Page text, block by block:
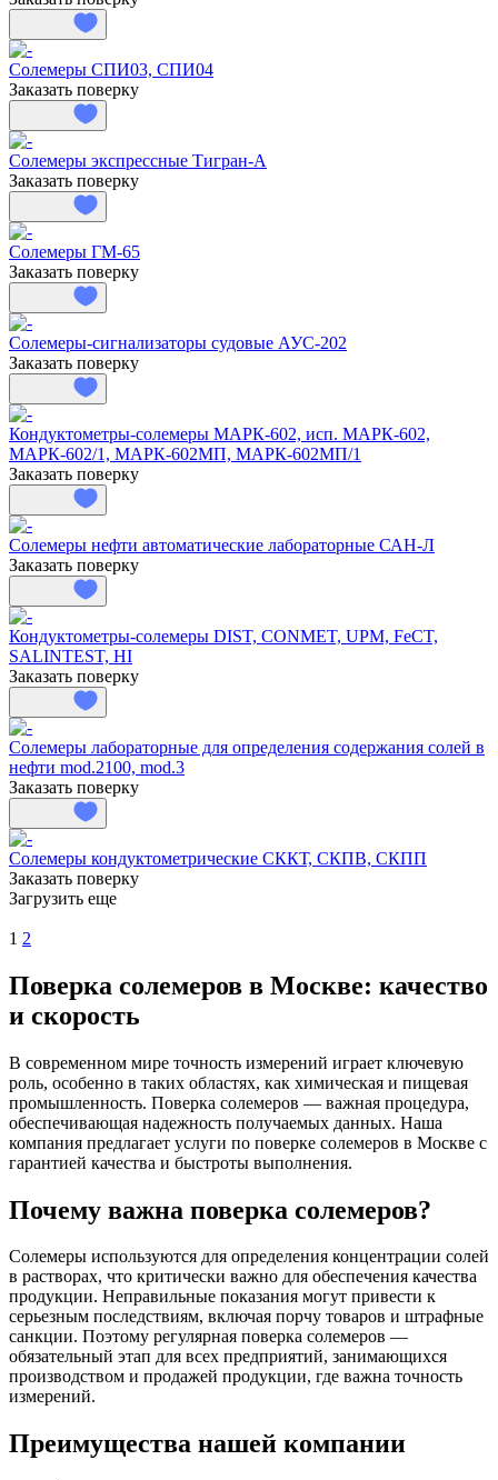
Солемеры СПИ03, СПИ04
Заказать поверку
Солемеры экспрессные Тигран-А
Заказать поверку
Солемеры ГМ-65
Заказать поверку
Солемеры-сигнализаторы судовые АУС-202
Заказать поверку
Кондуктометры-солемеры МАРК-602, исп. МАРК-602,
МАРК-602/1, МАРК-602МП, МАРК-602МП/1
Заказать поверку
Солемеры нефти автоматические лабораторные САН-Л
Заказать поверку
Кондуктометры-солемеры DIST, CONMET, UPM, FeCT,
SALINTEST, HI
Заказать поверку
Солемеры лабораторные для определения содержания солей в
нефти mod.2100, mod.3
Заказать поверку
Солемеры кондуктометрические СККТ, СКПВ, СКПП
Заказать поверку
Загрузить еще
1 2
Поверка солемеров в Москве: качество
и скорость
В современном мире точность измерений играет ключевую
роль, особенно в таких областях, как химическая и пищевая
промышленность. Поверка солемеров — важная процедура,
обеспечивающая надежность получаемых данных. Наша
компания предлагает услуги по поверке солемеров в Москве с
гарантией качества и быстроты выполнения.
Почему важна поверка солемеров?
Солемеры используются для определения концентрации солей
в растворах, что критически важно для обеспечения качества
продукции. Неправильные показания могут привести к
серьезным последствиям, включая порчу товаров и штрафные
санкции. Поэтому регулярная поверка солемеров —
обязательный этап для всех предприятий, занимающихся
производством и продажей продукции, где важна точность
измерений.
Преимущества нашей компании